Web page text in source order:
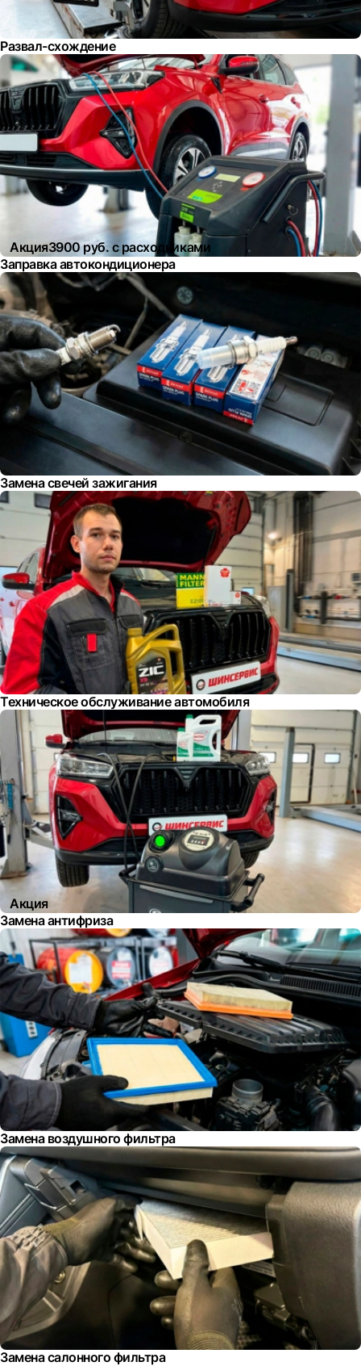
Развал-схождение
Акция3900 руб. с расходниками
Заправка автокондиционера
Замена свечей зажигания
Техническое обслуживание автомобиля
Акция
Замена антифриза
Замена воздушного фильтра
Замена салонного фильтра